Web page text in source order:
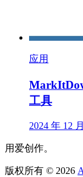
应用
工具
2024 年 12
用爱创作。
版权所有 © 2026